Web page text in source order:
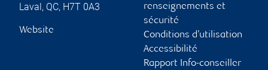
Laval , QC, H7T 0A3
Website
renseignements et
sécurité
Conditions d’utilisation
Accessibilité
Rapport Info-conseiller